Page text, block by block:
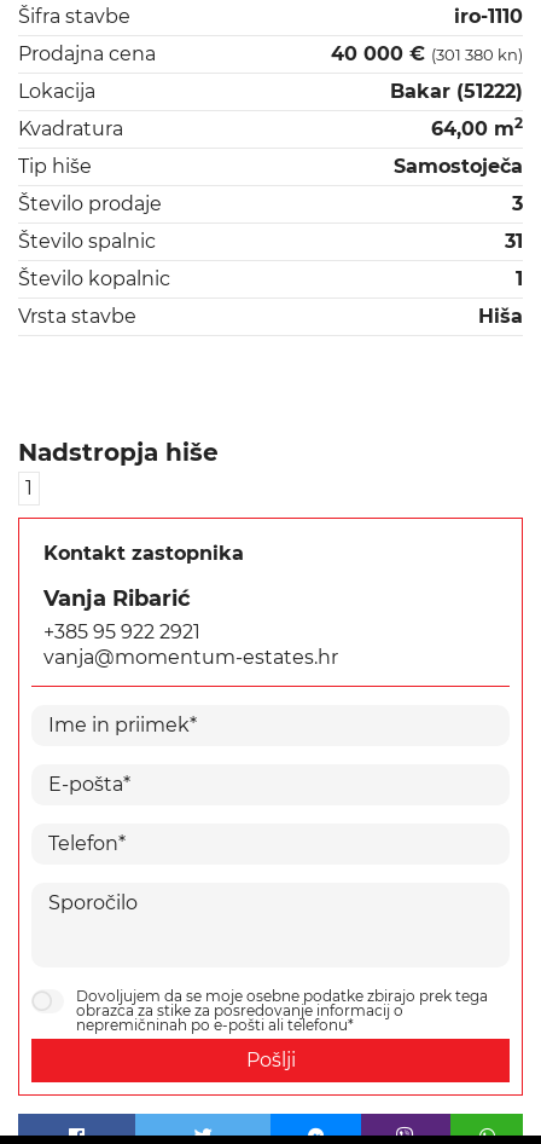
Šifra stavbe
iro-1110
Prodajna cena
40 000 € (301 380 kn)
Lokacija
Bakar (51222)
Kvadratura
64,00 m2
Tip hiše
Samostoječa
Število prodaje
3
Število spalnic
31
Število kopalnic
1
Vrsta stavbe
Hiša
Nadstropja hiše
1
Kontakt zastopnika
Vanja Ribarić
+385 95 922 2921
vanja@momentum-estates.hr
Dovoljujem da se moje osebne podatke zbirajo prek tega
obrazca za stike za posredovanje informacij o
nepremičninah po e-pošti ali telefonu*
Pošlji